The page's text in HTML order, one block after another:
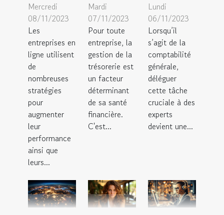
Mercredi
08/11/2023
Les
entreprises en
ligne utilisent
de
nombreuses
stratégies
pour
augmenter
leur
performance
ainsi que
leurs...
Mardi
07/11/2023
Pour toute
entreprise, la
gestion de la
trésorerie est
un facteur
déterminant
de sa santé
financière.
C'est...
Lundi
06/11/2023
Lorsqu’il
s’agit de la
comptabilité
générale,
déléguer
cette tâche
cruciale à des
experts
devient une...